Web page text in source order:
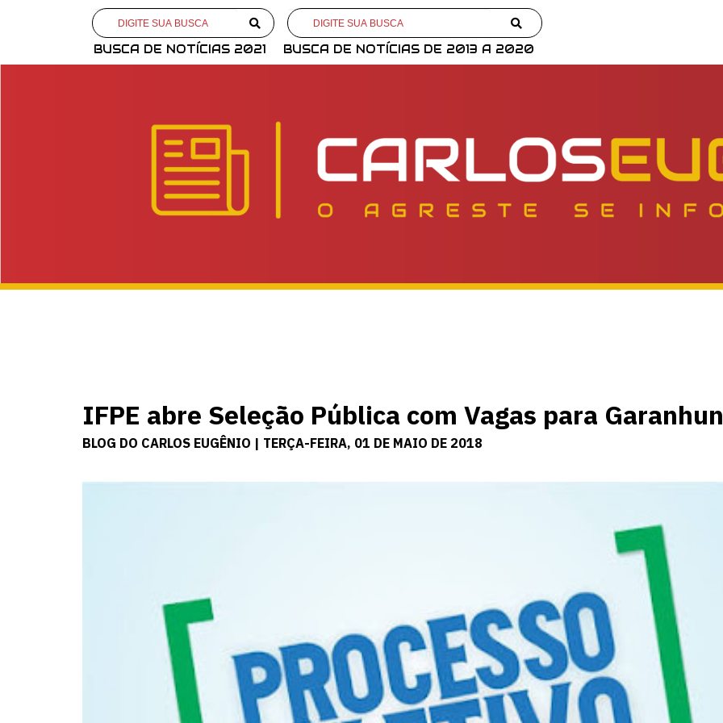
BUSCA DE NOTÍCIAS 2021 BUSCA DE NOTÍCIAS DE 2013 A 2020
IFPE abre Seleção Pública com Vagas para
BLOG DO CARLOS EUGÊNIO | TERÇA-FEIRA, 01 DE MAIO DE 2018